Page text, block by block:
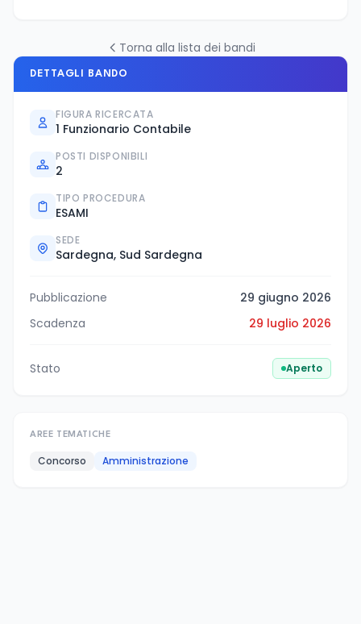
Torna alla lista dei bandi
DETTAGLI BANDO
FIGURA RICERCATA
1 Funzionario Contabile
POSTI DISPONIBILI
2
TIPO PROCEDURA
ESAMI
SEDE
Sardegna, Sud Sardegna
Pubblicazione
29 giugno 2026
Scadenza
29 luglio 2026
Stato Aperto
AREE TEMATICHE
Concorso Amministrazione